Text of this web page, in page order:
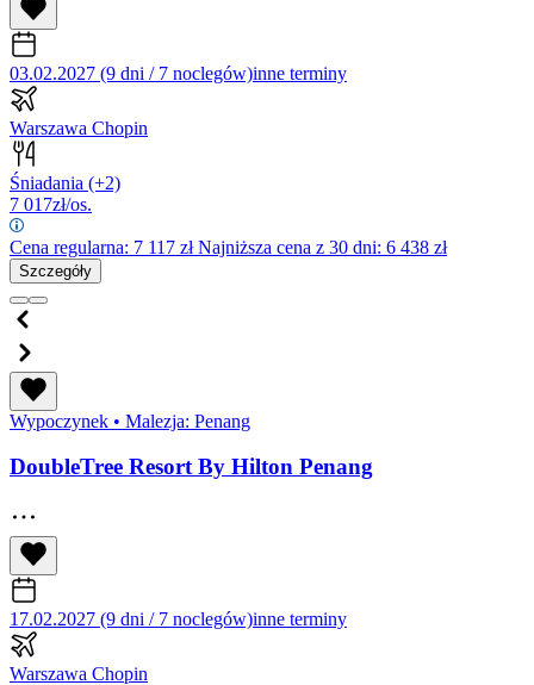
03.02.2027 (9 dni / 7 noclegów)inne terminy
Warszawa Chopin
Śniadania (+2)
7 017zł/os.
Cena regularna: 7 117 złNajniższa cena z 30 dni: 6 438 zł
Szczegóły
Wypoczynek • Malezja: Penang
DoubleTree Resort By Hilton Penang
17.02.2027 (9 dni / 7 noclegów)inne terminy
Warszawa Chopin